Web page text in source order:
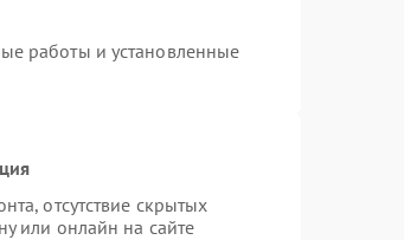
работы и установленные
отсутствие скрытых
или онлайн на сайте